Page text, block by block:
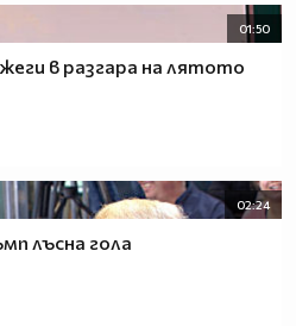
01:50
в разгара на лятото
02:24
лъсна гола